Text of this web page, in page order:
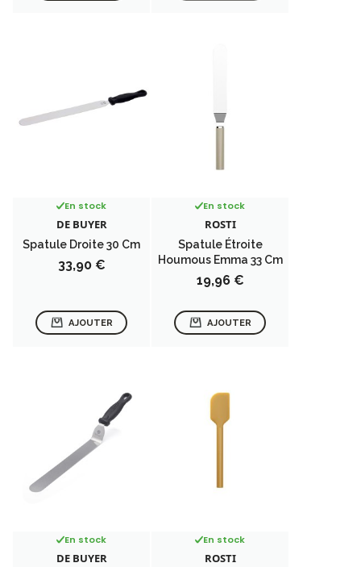
En stock
DE BUYER
Spatule Droite 30 Cm
Prix
33,90 €
AJOUTER
En stock
ROSTI
Spatule Étroite
Houmous Emma 33 Cm
Prix
19,96 €
AJOUTER
En stock
DE BUYER
En stock
ROSTI